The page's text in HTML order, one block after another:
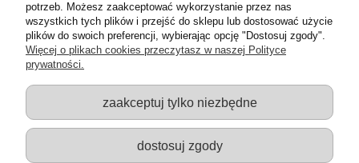
Sklep z zabawkami Łódź :: Hurownia zabawek :: Zabawki
edukacyjne :: Zestawy artystyczne :: Zabawki :: samochody Welly
:: Zabawkownia :: zabawki dla dzieci :: Lalki :: Klocki :: Artykuły
szkolne ::
pokaż pełną wersję strony
potrzeb. Możesz zaakceptować wykorzystanie przez nas
wszystkich tych plików i przejść do sklepu lub dostosować użycie
plików do swoich preferencji, wybierając opcję "Dostosuj zgody".
Więcej o plikach cookies przeczytasz w naszej Polityce
prywatności.
zaakceptuj tylko niezbędne
dostosuj zgody